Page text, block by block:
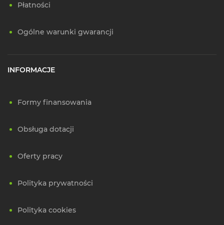
Płatności
Ogólne warunki gwarancji
INFORMACJE
Formy finansowania
Obsługa dotacji
Oferty pracy
Polityka prywatności
Polityka cookies